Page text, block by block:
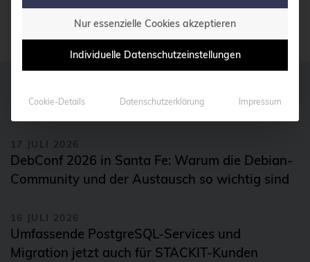
KONTAKT AUFNEHMEN
Aus unserem Blog
17 JULI 2026
DebConf 2026 in Santa Fe: Warum die Debian-
Community und der Austausch so wichtig sind
16 JULI 2026
Umfassende PostgreSQL-Services und
Migration jetzt auch für STACKIT-Kunden
Nur essenzielle Cookies akzeptieren
Individuelle Datenschutzeinstellungen
Cookie-Details Datenschutzerklärung Impressum